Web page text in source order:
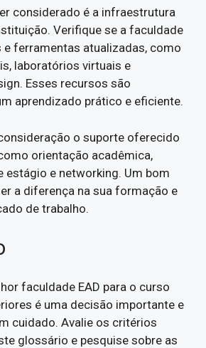
considerado é a infraestrutura
Verifique se a faculdade
ferramentas atualizadas, como
laboratórios virtuais e
Esses recursos são
aprendizado prático e eficiente.
o suporte oferecido
orientação acadêmica,
estágio e networking. Um bom
a diferença na sua formação e
de trabalho.
faculdade EAD para o curso
é uma decisão importante e
cuidado. Avalie os critérios
glossário e pesquise sobre as